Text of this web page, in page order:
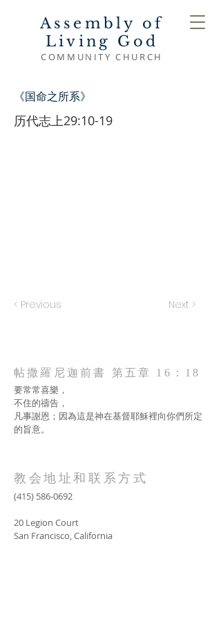
Assembly of
Living God
COMMUNITY CHURCH
《国命之所系》
历代志上29:10-19
< Previous Next >
帖撒羅尼迦前書 第五章 16：18
要常常喜樂，
不住的禱告，
凡事謝恩；因為這是神在基督耶穌裡向你們所定
的旨意。
教会地址和联系方式
(415) 586-0692
20 Legion Court
San Francisco, California